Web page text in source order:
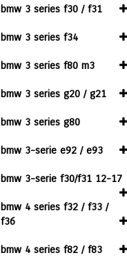
bmw 3 series f30 / f31
bmw 3 series f34
bmw 3 series f80 m3
bmw 3 series g20 / g21
bmw 3 series g80
bmw 3-serie e92 / e93
bmw 3-serie f30/f31 12-17
bmw 4 series f32 / f33 /
f36
bmw 4 series f82 / f83